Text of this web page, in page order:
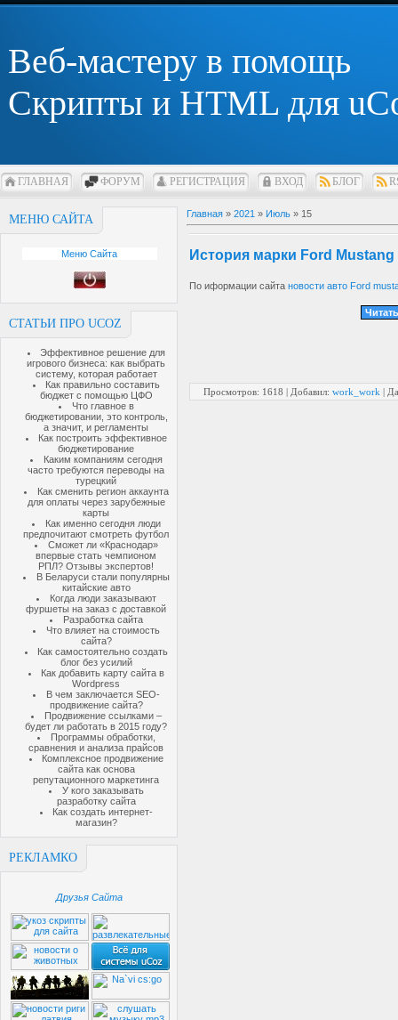
Веб-мастеру в помощь
Скрипты и HTML для
ГЛАВНАЯ ФОРУМ РЕГИСТРАЦИЯ ВХОД БЛОГ
МЕНЮ САЙТА
Меню Сайта
СТАТЬИ ПРО UCOZ
Эффективное решение для
игрового бизнеса: как выбрать
систему, которая работает
Как правильно составить
бюджет с помощью ЦФО
Что главное в
бюджетировании, это контроль,
а значит, и регламенты
Как построить эффективное
бюджетирование
Каким компаниям сегодня
часто требуются переводы на
турецкий
Как сменить регион аккаунта
для оплаты через зарубежные
карты
Как именно сегодня люди
предпочитают смотреть футбол
Сможет ли «Краснодар»
впервые стать чемпионом
РПЛ? Отзывы экспертов!
В Беларуси стали популярны
китайские авто
Когда люди заказывают
фуршеты на заказ с доставкой
Разработка сайта
Что влияет на стоимость
сайта?
Как самостоятельно создать
блог без усилий
Как добавить карту сайта в
Wordpress
В чем заключается SEO-
продвижение сайта?
Продвижение ссылками –
будет ли работать в 2015 году?
Программы обработки,
сравнения и анализа прайсов
Комплексное продвижение
сайта как основа
репутационного маркетинга
У кого заказывать
разработку сайта
Как создать интернет-
магазин?
РЕКЛАМКО
Друзья Сайта
Главная » 2021 » Июль » 15
История марки Ford Mustang
По иформации сайта новости авто Ford
Просмотров: 1618 | Добавил: work_work |